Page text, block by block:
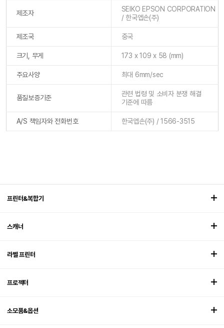
제조자
SEIKO EPSON CORPORATION
/ 한국엡손(주)
제조국 중국
크기, 무게 173 x 109 x 58 (mm)
주요사양 최대 6mm/sec
품질보증기준
관련 법령 및 소비자 분쟁 해결
기준에 따름
A/S 책임자와 전화번호 한국엡손(주) / 1566-3515
프린터&복합기
스캐너
라벨 프린터
프로젝터
소모품&옵션